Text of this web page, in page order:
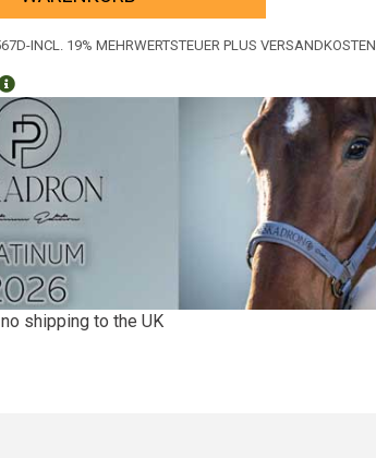
INCL. 19% MEHRWERTSTEUER PLUS VERSANDKOSTEN
shipping to the UK